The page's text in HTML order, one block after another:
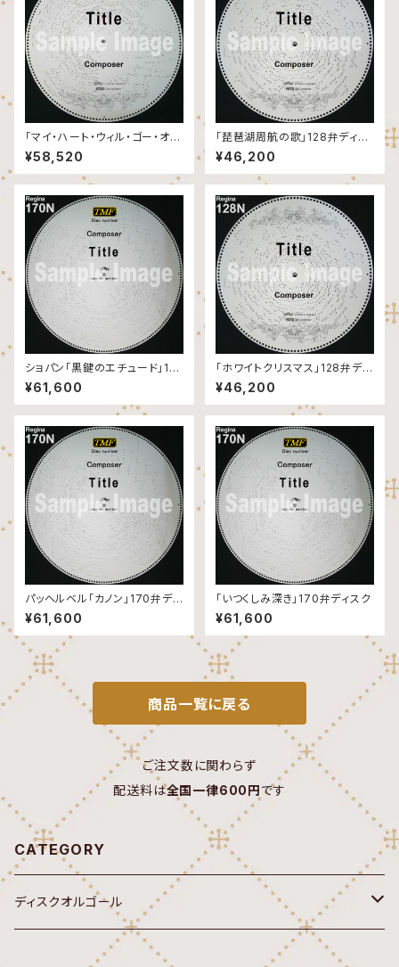
「マイ・ハート・ウィル・ゴー・オ
ン」159弁ディスク
¥58,520
「琵琶湖周航の歌」128弁ディス
ク
¥46,200
ショパン「黒鍵のエチュード」17
0弁ディスク
¥61,600
「ホワイトクリスマス」128弁ディ
スク
¥46,200
パッヘルベル「カノン」170弁ディ
スク
¥61,600
「いつくしみ深き」170弁ディスク
¥61,600
商品一覧に戻る
ご注文数に関わらず
配送料は全国一律600円です
CATEGORY
ディスクオルゴール